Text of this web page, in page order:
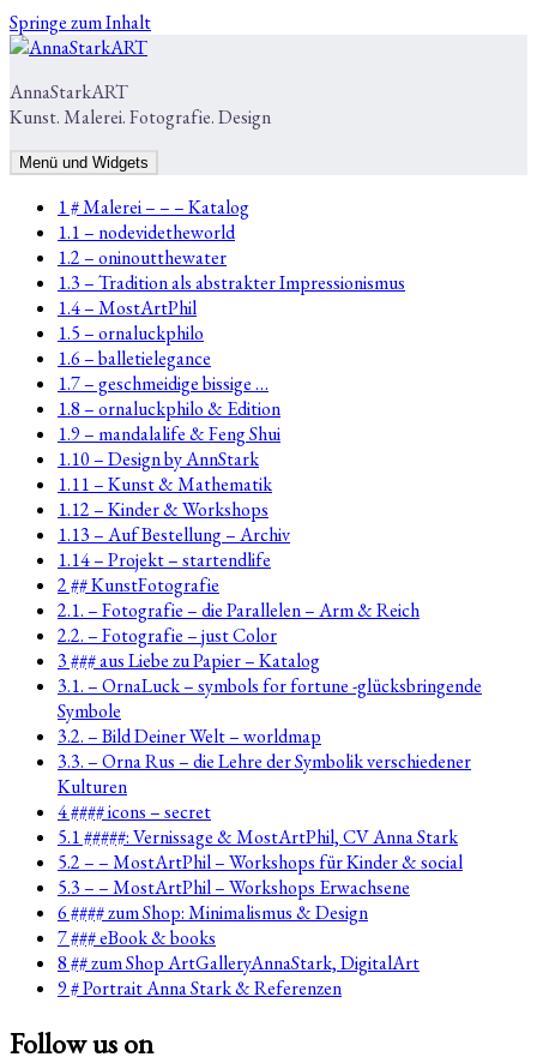
Springe zum Inhalt
AnnaStarkART
Kunst. Malerei. Fotografie. Design
Menü und Widgets
1 # Malerei – – – Katalog
1.1 – nodevidetheworld
1.2 – oninoutthewater
1.3 – Tradition als abstrakter Impressionismus
1.4 – MostArtPhil
1.5 – ornaluckphilo
1.6 – balletielegance
1.7 – geschmeidige bissige …
1.8 – ornaluckphilo & Edition
1.9 – mandalalife & Feng Shui
1.10 – Design by AnnStark
1.11 – Kunst & Mathematik
1.12 – Kinder & Workshops
1.13 – Auf Bestellung – Archiv
1.14 – Projekt – startendlife
2 ## KunstFotografie
2.1. – Fotografie – die Parallelen – Arm & Reich
2.2. – Fotografie – just Color
3 ### aus Liebe zu Papier – Katalog
3.1. – OrnaLuck – symbols for fortune -glücksbringende
Symbole
3.2. – Bild Deiner Welt – worldmap
3.3. – Orna Rus – die Lehre der Symbolik verschiedener
Kulturen
4 #### icons – secret
5.1 #####: Vernissage & MostArtPhil, CV Anna Stark
5.2 – – MostArtPhil – Workshops für Kinder & social
5.3 – – MostArtPhil – Workshops Erwachsene
6 #### zum Shop: Minimalismus & Design
7 ### eBook & books
8 ## zum Shop ArtGalleryAnnaStark, DigitalArt
9 # Portrait Anna Stark & Referenzen
Follow us on